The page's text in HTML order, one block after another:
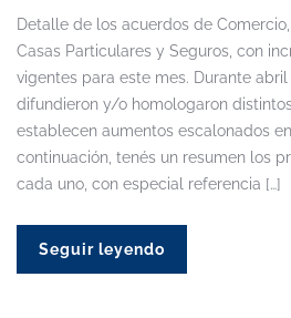
Detalle de los acuerdos de Comercio,
Casas Particulares y Seguros, con
vigentes para este mes. Durante
difundieron y/o homologaron
establecen aumentos escalonados
continuación, tenés un resumen los
cada uno, con especial referencia […]
Seguir leyendo